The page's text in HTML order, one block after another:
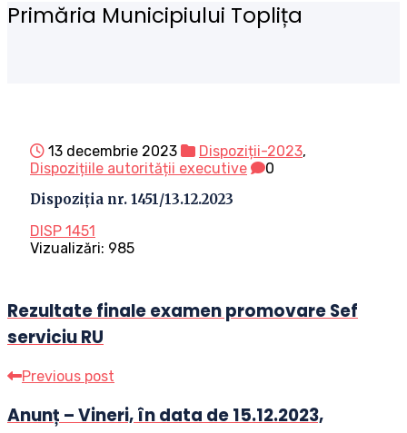
Primăria Municipiului Toplița
13 decembrie 2023 Dispoziții-2023,
Dispozițiile autorității executive
0
Dispoziția nr. 1451/13.12.2023
DISP 1451
Vizualizări: 985
Rezultate finale examen promovare Sef
serviciu RU
Previous post
Anunț – Vineri, în data de 15.12.2023,